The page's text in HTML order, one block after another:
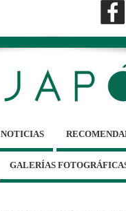
NOTICIAS
GALERÍAS